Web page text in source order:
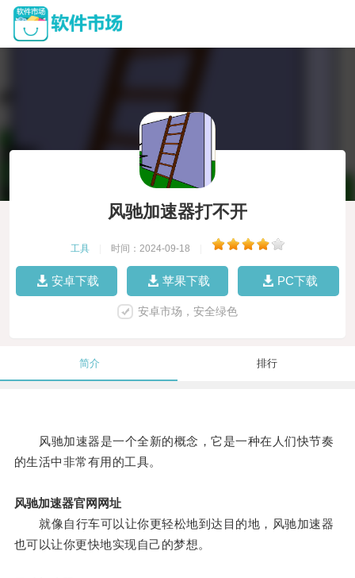
风驰加速器打不开
工具 时间：2024-09-18
安卓下载 苹果下载 PC下载
安卓市场，安全绿色
简介 排行
风驰加速器是一个全新的概念，它是一种在人们快节奏
的生活中非常有用的工具。
风驰加速器官网网址
就像自行车可以让你更轻松地到达目的地，风驰加速器
也可以让你更快地实现自己的梦想。